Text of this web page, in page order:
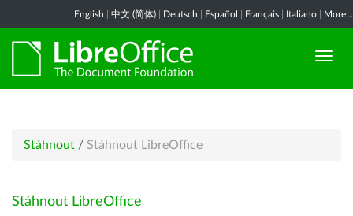
English 中文 (简体) Deutsch Español Français Italiano More...
Stáhnout / Stáhnout LibreOffice
Stáhnout LibreOffice